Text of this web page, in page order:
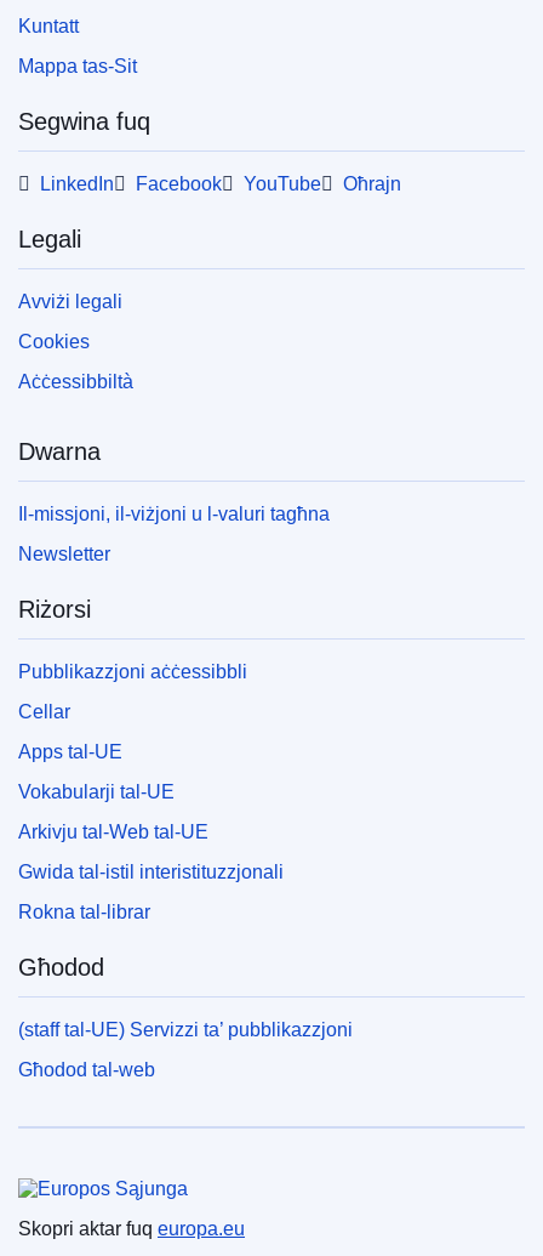
Kuntatt
Mappa tas-Sit
Segwina fuq
LinkedIn Facebook YouTube Oħrajn
Legali
Avviżi legali
Cookies
Aċċessibbiltà
Dwarna
Il-missjoni, il-viżjoni u l-valuri tagħna
Newsletter
Riżorsi
Pubblikazzjoni aċċessibbli
Cellar
Apps tal-UE
Vokabularji tal-UE
Arkivju tal-Web tal-UE
Gwida tal-istil interistituzzjonali
Rokna tal-librar
Għodod
(staff tal-UE) Servizzi ta’ pubblikazzjoni
Għodod tal-web
Unjoni Ewropea
Skopri aktar fuq europa.eu